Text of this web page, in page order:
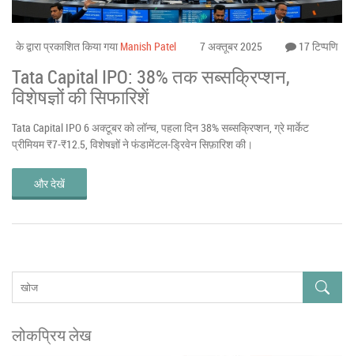
के द्वारा प्रकाशित किया गया Manish Patel 7 अक्तूबर 2025 17 टिप्पणि
Tata Capital IPO: 38% तक सब्सक्रिप्शन,
विशेषज्ञों की सिफारिशें
Tata Capital IPO 6 अक्टूबर को लॉन्च, पहला दिन 38% सब्सक्रिप्शन, ग्रे मार्केट
प्रीमियम ₹7‑₹12.5, विशेषज्ञों ने फंडामेंटल‑ड्रिवेन सिफ़ारिश की।
और देखें
लोकप्रिय लेख